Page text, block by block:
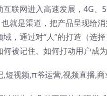
互联网进入高速发展，4G
也就是渠道，把产品呈现给
，通过对“人”的打造（选
被记住、如何打动用户成为